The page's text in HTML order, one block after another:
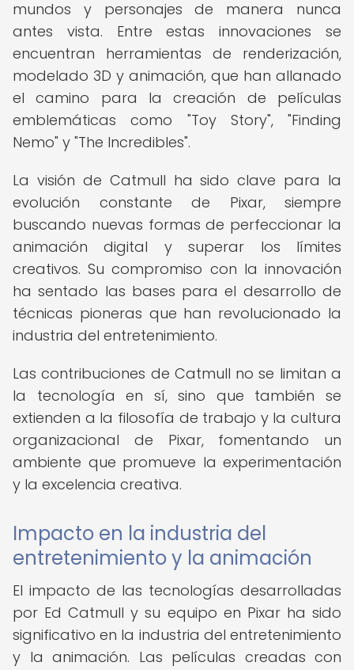
mundos y personajes de manera nunca
antes vista. Entre estas innovaciones se
encuentran herramientas de renderización,
modelado 3D y animación, que han allanado
el camino para la creación de películas
emblemáticas como "Toy Story", "Finding
Nemo" y "The Incredibles".
La visión de Catmull ha sido clave para la
evolución constante de Pixar, siempre
buscando nuevas formas de perfeccionar la
animación digital y superar los límites
creativos. Su compromiso con la innovación
ha sentado las bases para el desarrollo de
técnicas pioneras que han revolucionado la
industria del entretenimiento.
Las contribuciones de Catmull no se limitan a
la tecnología en sí, sino que también se
extienden a la filosofía de trabajo y la cultura
organizacional de Pixar, fomentando un
ambiente que promueve la experimentación
y la excelencia creativa.
Impacto en la industria del
entretenimiento y la animación
El impacto de las tecnologías desarrolladas
por Ed Catmull y su equipo en Pixar ha sido
significativo en la industria del entretenimiento
y la animación. Las películas creadas con